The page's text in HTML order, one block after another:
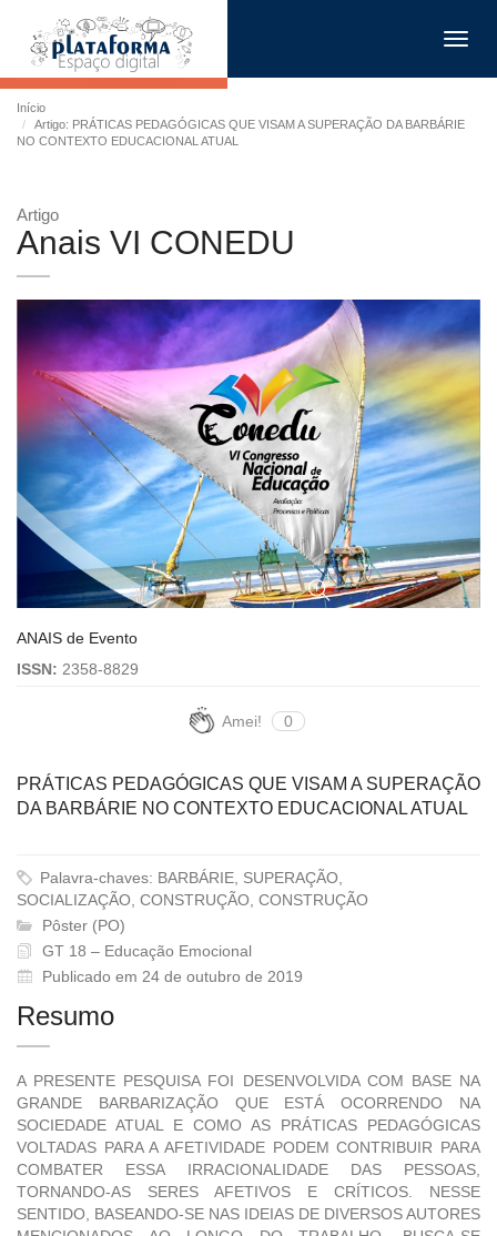
Início
Artigo: PRÁTICAS PEDAGÓGICAS QUE VISAM A SUPERAÇÃO DA BARBÁRIE
NO CONTEXTO EDUCACIONAL ATUAL
Artigo
Anais VI CONEDU
ANAIS de Evento
ISSN: 2358-8829
Amei! 0
PRÁTICAS PEDAGÓGICAS QUE VISAM A SUPERAÇÃO
DA BARBÁRIE NO CONTEXTO EDUCACIONAL ATUAL
Palavra-chaves: BARBÁRIE, SUPERAÇÃO,
SOCIALIZAÇÃO, CONSTRUÇÃO, CONSTRUÇÃO
Pôster (PO)
GT 18 – Educação Emocional
Publicado em 24 de outubro de 2019
Resumo
A PRESENTE PESQUISA FOI DESENVOLVIDA COM BASE NA
GRANDE BARBARIZAÇÃO QUE ESTÁ OCORRENDO NA
SOCIEDADE ATUAL E COMO AS PRÁTICAS PEDAGÓGICAS
VOLTADAS PARA A AFETIVIDADE PODEM CONTRIBUIR PARA
COMBATER ESSA IRRACIONALIDADE DAS PESSOAS,
TORNANDO-AS SERES AFETIVOS E CRÍTICOS. NESSE
SENTIDO, BASEANDO-SE NAS IDEIAS DE DIVERSOS AUTORES